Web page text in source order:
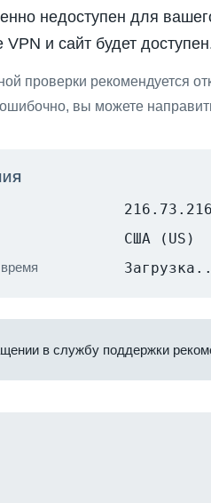
недоступен для
и сайт будет
проверки рекомендуется
вы можете
США (US)
в службу поддержки